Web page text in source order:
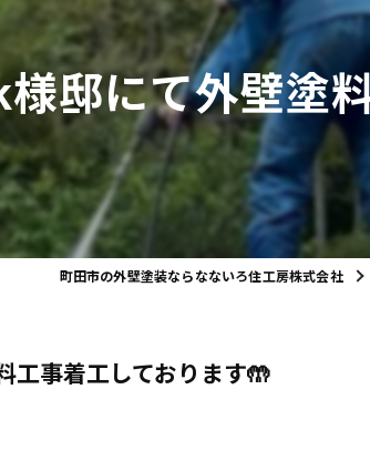
邸にて外壁塗
町田市の外壁塗装ならなないろ住工房株式会社
工事着工しております🤲